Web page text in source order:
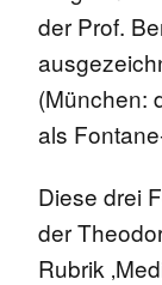
der Prof.
(München:
als
Diese drei
der
Rubrik